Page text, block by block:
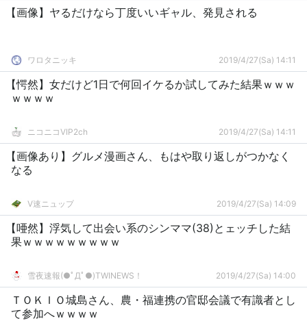
【画像】ヤるだけなら丁度いいギャル、発見される
ワロタニッキ 2019/4/27(Sa) 14:11
【愕然】女だけど1日で何回イケるか試してみた結果ｗｗｗ
ｗｗｗｗ
ニコニコVIP2ch 2019/4/27(Sa) 14:11
【画像あり】グルメ漫画さん、もはや取り返しがつかなく
なる
V速ニュップ 2019/4/27(Sa) 14:09
【唖然】浮気して出会い系のシンママ(38)とェッチした結
果ｗｗｗｗｗｗｗｗｗ
雪夜速報(●ﾟДﾟ●)TWINEWS！ 2019/4/27(Sa) 14:00
ＴＯＫＩＯ城島さん、農・福連携の官邸会議で有識者とし
て参加へｗｗｗｗ